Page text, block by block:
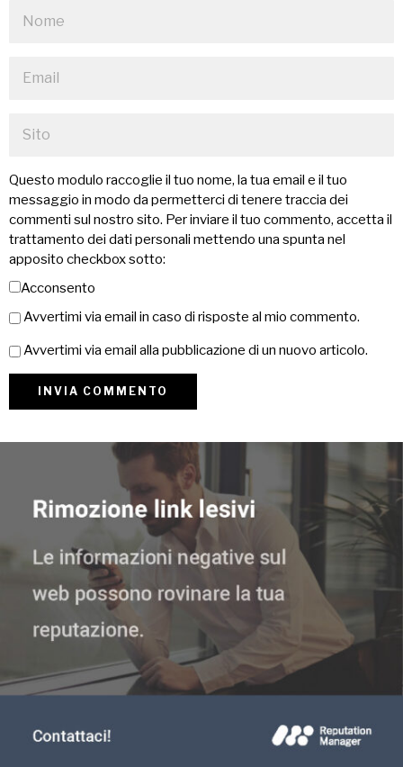
Questo modulo raccoglie il tuo nome, la tua email e il tuo
messaggio in modo da permetterci di tenere traccia dei
commenti sul nostro sito. Per inviare il tuo commento, accetta il
trattamento dei dati personali mettendo una spunta nel
apposito checkbox sotto:
Acconsento
Avvertimi via email in caso di risposte al mio commento.
Avvertimi via email alla pubblicazione di un nuovo articolo.